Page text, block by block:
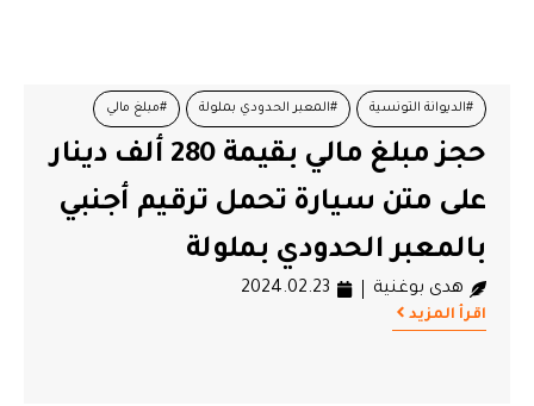
#الديوانة التونسية #المعبر الحدودي بملولة #مبلغ مالي
حجز مبلغ مالي بقيمة 280 ألف دينار
على متن سيارة تحمل ترقيم أجنبي
بالمعبر الحدودي بملولة
هدى بوغنية 2024.02.23
اقرأ المزيد